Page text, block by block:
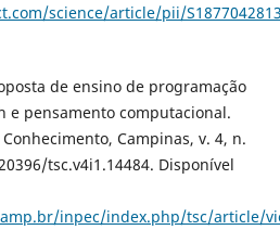
science/article/pii/
de ensino de programação
e pensamento computacional.
Campinas, v. 4, n.
tsc.v4i1.14484. Disponível
inpec/index.php/tsc/article/